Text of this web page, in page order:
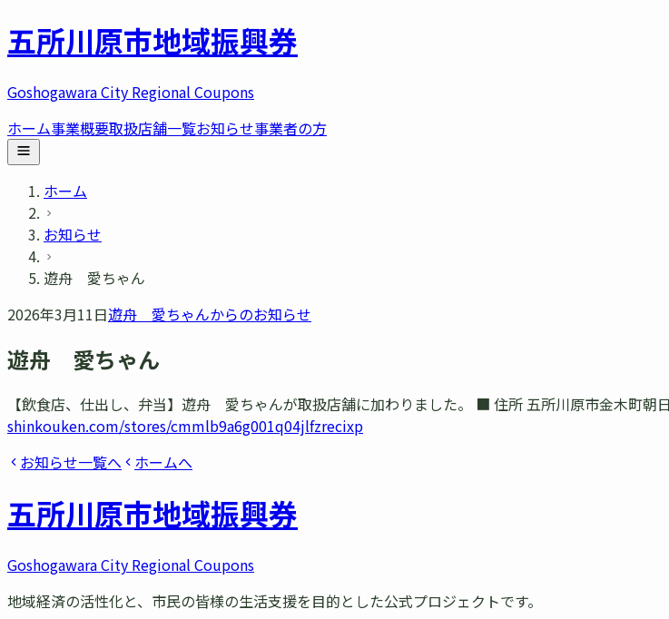
五所川原市地域振興券
Goshogawara City Regional Coupons
ホーム事業概要取扱店舗一覧お知らせ事業者の方
ホーム
お知らせ
遊舟 愛ちゃん
2026年3月11日遊舟 愛ちゃんからのお知らせ
遊舟 愛ちゃん
【飲食店、仕出し、弁当】遊舟 愛ちゃんが取扱店舗に加わりました。 ■ 住所 五所川原市金木町
shinkouken.com/stores/cmmlb9a6g001q04jlfzrecixp
お知らせ一覧へ
ホームへ
五所川原市地域振興券
Goshogawara City Regional Coupons
地域経済の活性化と、市民の皆様の生活支援を目的とした公式プロジェクトです。